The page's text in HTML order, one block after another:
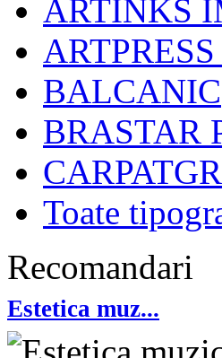
ARTINKS
BALCANIC
BRASTAR
Toate
Recomandari
Estetica muz...